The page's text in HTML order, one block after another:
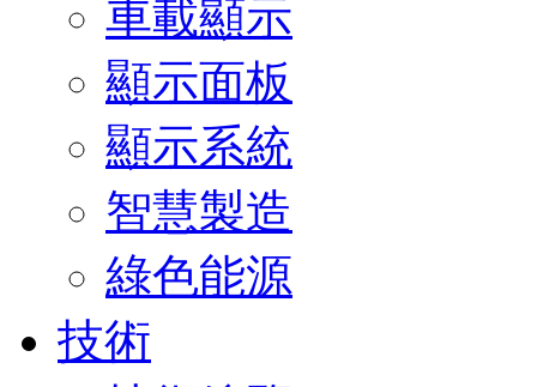
車載顯示
顯示面板
顯示系統
智慧製造
綠色能源
技術